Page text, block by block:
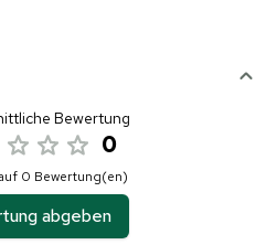
Bewertung
0
0 Bewertung(en)
abgeben